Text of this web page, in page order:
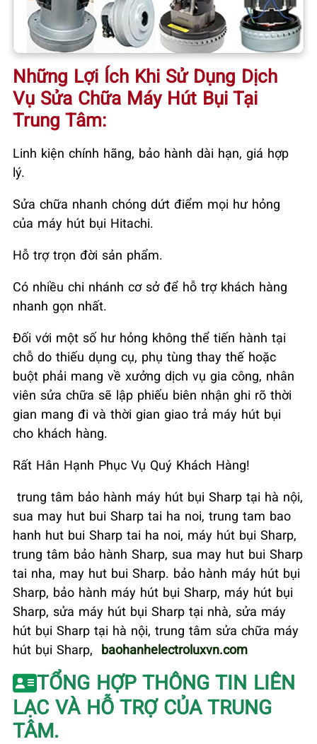
Những Lợi Ích Khi Sử Dụng Dịch
Vụ Sửa Chữa Máy Hút Bụi Tại
Trung Tâm:
Linh kiện chính hãng, bảo hành dài hạn, giá hợp
lý.
Sửa chữa nhanh chóng dứt điểm mọi hư hỏng
của máy hút bụi Hitachi.
Hỗ trợ trọn đời sản phẩm.
Có nhiều chi nhánh cơ sở để hỗ trợ khách hàng
nhanh gọn nhất.
Đối với một số hư hỏng không thể tiến hành tại
chỗ do thiếu dụng cụ, phụ tùng thay thế hoặc
buột phải mang về xưởng dịch vụ gia công, nhân
viên sửa chữa sẽ lập phiếu biên nhận ghi rõ thời
gian mang đi và thời gian giao trả máy hút bụi
cho khách hàng.
Rất Hân Hạnh Phục Vụ Quý Khách Hàng!
trung tâm bảo hành máy hút bụi Sharp tại hà nội,
sua may hut bui Sharp tai ha noi, trung tam bao
hanh hut bui Sharp tai ha noi, máy hút bụi Sharp,
trung tâm bảo hành Sharp, sua may hut bui Sharp
tai nha, may hut bui Sharp. bảo hành máy hút bụi
Sharp, bảo hành máy hút bụi Sharp, máy hút bụi
Sharp, sửa máy hút bụi Sharp tại nhà, sửa máy
hút bụi Sharp tại hà nội, trung tâm sửa chữa máy
hút bụi Sharp, baohanhelectroluxvn.com
TỔNG HỢP THÔNG TIN LIÊN
LẠC VÀ HỖ TRỢ CỦA TRUNG
TÂM.